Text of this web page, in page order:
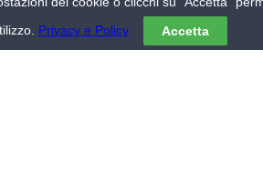
Privacy e Policy Accetta